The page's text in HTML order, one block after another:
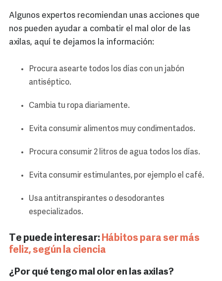
Algunos expertos recomiendan unas acciones que
nos pueden ayudar a combatir el mal olor de las
axilas, aquí te dejamos la información:
Procura asearte todos los días con un jabón
antiséptico.
Cambia tu ropa diariamente.
Evita consumir alimentos muy condimentados.
Procura consumir 2 litros de agua todos los días.
Evita consumir estimulantes, por ejemplo el café.
Usa antitranspirantes o desodorantes
especializados.
Te puede interesar: Hábitos para ser más
feliz, según la ciencia
¿Por qué tengo mal olor en las axilas?